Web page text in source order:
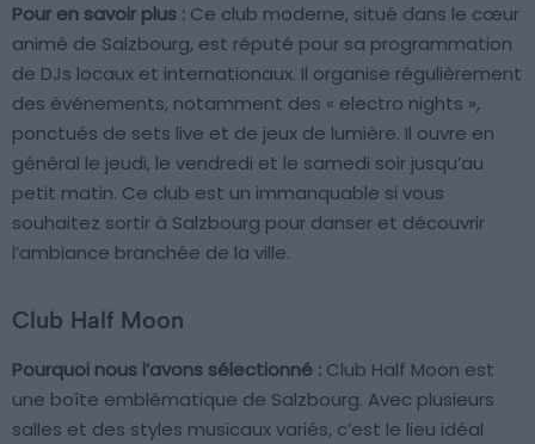
Pour en savoir plus : Ce club moderne, situé dans le cœur
animé de Salzbourg, est réputé pour sa programmation
de DJs locaux et internationaux. Il organise régulièrement
des événements, notamment des « electro nights »,
ponctués de sets live et de jeux de lumière. Il ouvre en
général le jeudi, le vendredi et le samedi soir jusqu’au
petit matin. Ce club est un immanquable si vous
souhaitez sortir à Salzbourg pour danser et découvrir
l’ambiance branchée de la ville.
Club Half Moon
Pourquoi nous l’avons sélectionné : Club Half Moon est
une boîte emblématique de Salzbourg. Avec plusieurs
salles et des styles musicaux variés, c’est le lieu idéal